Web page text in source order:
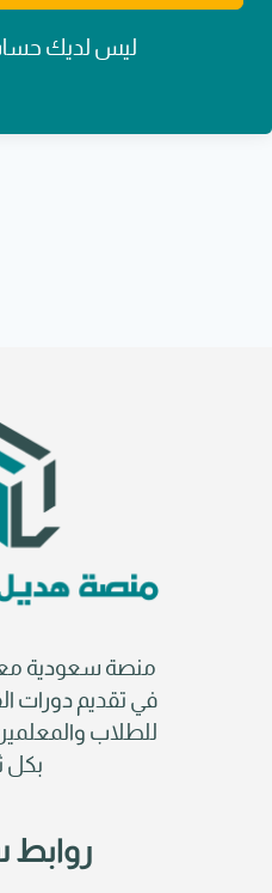
ليس لديك
منصة سعودية
في تقديم دورات
للطلاب والمعلمين
بكل
روابط